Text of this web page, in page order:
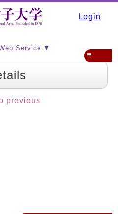
Login
Service ▼
≡
previous